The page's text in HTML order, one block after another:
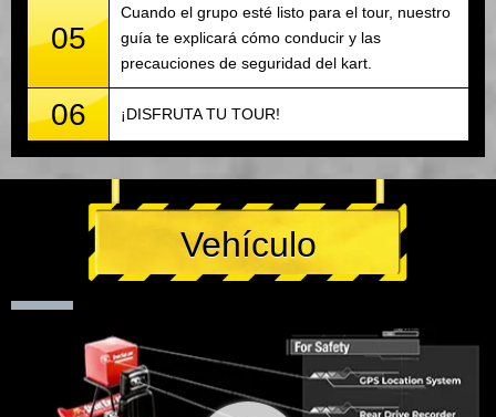
05
Cuando el grupo esté listo para el tour, nuestro
guía te explicará cómo conducir y las
precauciones de seguridad del kart.
06 ¡DISFRUTA TU TOUR!
Vehículo